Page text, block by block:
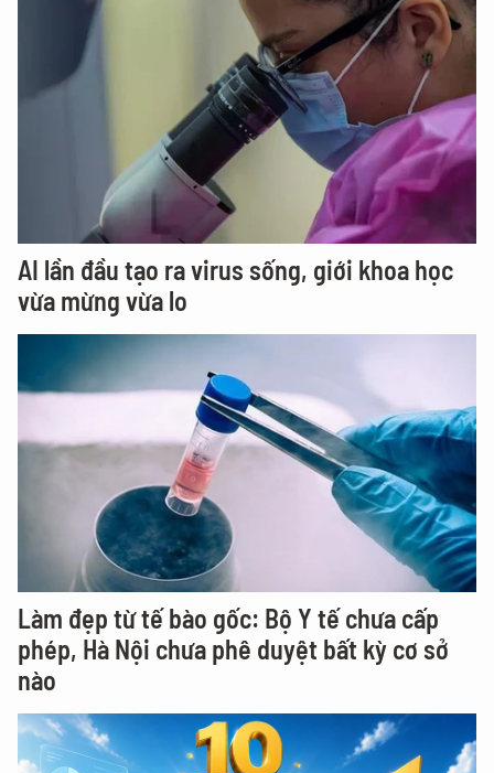
AI lần đầu tạo ra virus sống, giới khoa học
vừa mừng vừa lo
Làm đẹp từ tế bào gốc: Bộ Y tế chưa cấp
phép, Hà Nội chưa phê duyệt bất kỳ cơ sở
nào